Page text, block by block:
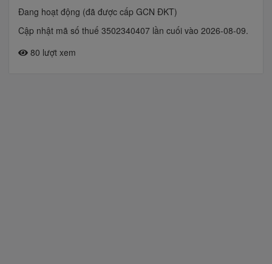
Đang hoạt động (đã được cấp GCN ĐKT)
Cập nhật mã số thuế 3502340407 lần cuối vào 2026-08-09.
80 lượt xem